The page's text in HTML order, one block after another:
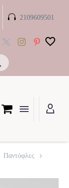

 2109609501
Παντόφλες